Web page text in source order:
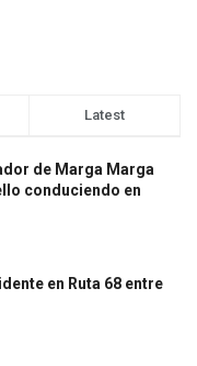
Latest
de Marga Marga
conduciendo en
en Ruta 68 entre